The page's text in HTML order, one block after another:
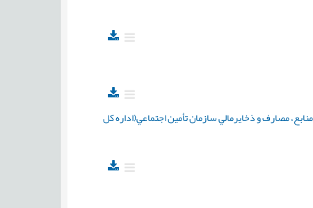
مصارف و ذخايرمالي سازمان تأمین اجتماعي(اداره کل